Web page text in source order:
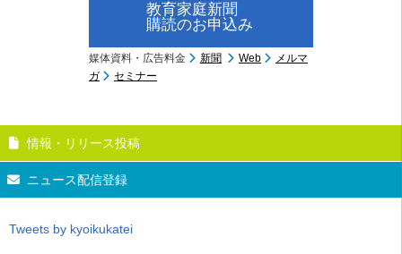
教育家庭新聞
購読のお申込み
媒体資料・広告料金 新聞 Web
メルマ
ガ
セミナー
情報・リリース投稿
ニュース配信登録
Tweets by kyoikukatei